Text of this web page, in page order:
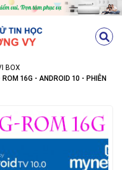
BOX
16G - ANDROID 10 - PHIÊN